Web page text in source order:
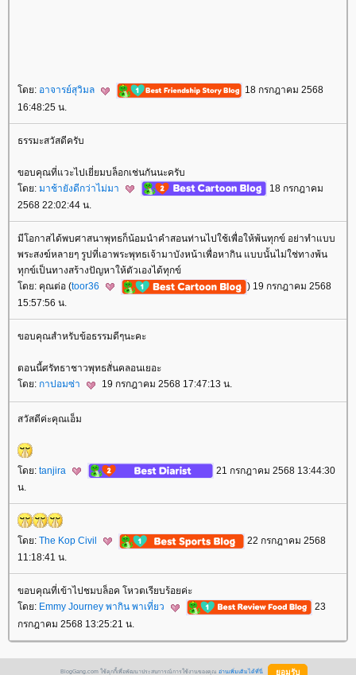
ดย: อาจารย์สุวิมล
18 กรกฎาคม 2568
16:48:25 น.
ธรรมะสวัสดีครับ
ขอบคุณที่แวะไปเยี่ยมบล็อกเช่นกันนะครับ
ดย: มาช้ายังดีกว่าไม่มา
18 กรกฎาคม
2568 22:02:44 น.
มีโอกาสได้พบศาสนาพุทธก็น้อมนำคำสอนท่านไปใช้เพื่อให้พ้นทุกข์ อย่าทำแบบ
พระสงฆ์หลายๆ รูปที่เอาพระพุทธเจ้ามาบังหน้าเพื่อหากิน แบบนั้นไม่ใช่ทางพ้น
ทุกข์เป็นทางสร้างปัญหาให้ตัวเองได้ทุกข์
ดย: คุณต่อ (toor36
) 19 กรกฎาคม 2568
15:57:56 น.
ขอบคุณสำหรับข้อธรรมดีๆนะคะ
ตอนนี้ศรัทธาชาวพุทธสั่นคลอนเยอะ
ดย: กาปอมซ่า 19 กรกฎาคม 2568 17:47:13 น.
สวัสดีค่ะคุณเอ็ม
ดย: tanjira
21 กรกฎาคม 2568 13:44:30
น.
ดย: The Kop Civil
22 กรกฎาคม 2568
11:18:41 น.
ขอบคุณที่เข้าไปชมบล็อค โหวตเรียบร้อยค่ะ
ดย: Emmy Journey พากิน พาเที่ยว
23
กรกฎาคม 2568 13:25:21 น.
BlogGang.com ใช้คุกกี้เพื่อพัฒนาประสบการณ์การใช้งานของคุณ อ่านเพิ่มเติมได้ที่นี่